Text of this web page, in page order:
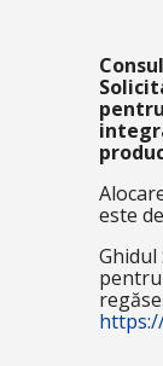
este de